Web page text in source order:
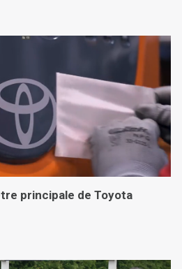
principale de Toyota